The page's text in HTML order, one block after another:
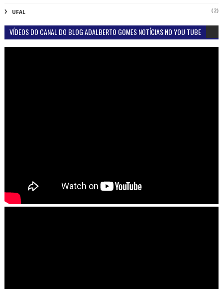
UFAL (2)
VÍDEOS DO CANAL DO BLOG ADALBERTO GOMES NOTÍCIAS NO YOU TUBE